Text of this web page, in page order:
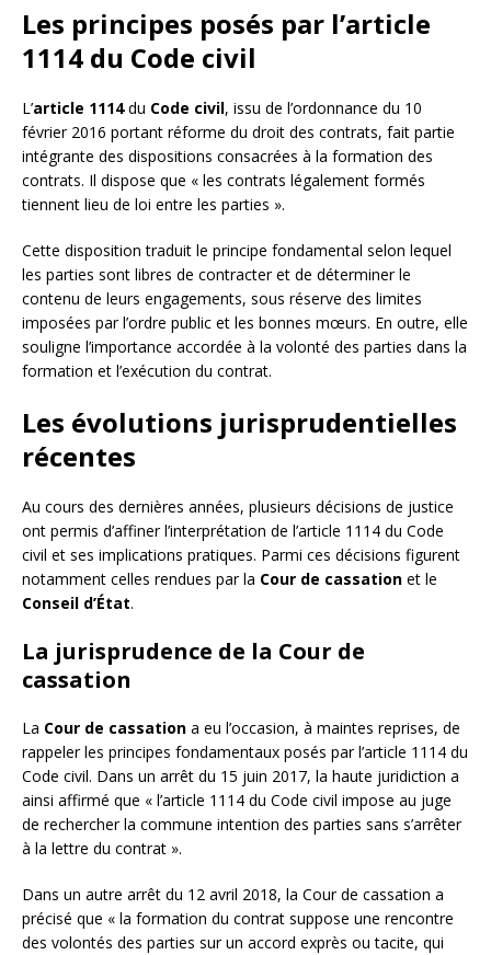
Les principes posés par l’article
1114 du Code civil
L’article 1114du Code civil, issu de l’ordonnance du 10
février 2016 portant réforme du droit des contrats, fait partie
intégrante des dispositions consacrées à la formation des
contrats. Il dispose que « les contrats légalement formés
tiennent lieu de loi entre les parties ».
Cette disposition traduit le principe fondamental selon lequel
les parties sont libres de contracter et de déterminer le
contenu de leurs engagements, sous réserve des limites
imposées par l’ordre public et les bonnes mœurs. En outre, elle
souligne l’importance accordée à la volonté des parties dans la
formation et l’exécution du contrat.
Les évolutions jurisprudentielles
récentes
Au cours des dernières années, plusieurs décisions de justice
ont permis d’affiner l’interprétation de l’article 1114 du Code
civil et ses implications pratiques. Parmi ces décisions figurent
notamment celles rendues par la Cour de cassation et le
Conseil d’État.
La jurisprudence de la Cour de
cassation
La Cour de cassation a eu l’occasion, à maintes reprises, de
rappeler les principes fondamentaux posés par l’article 1114 du
Code civil. Dans un arrêt du 15 juin 2017, la haute juridiction a
ainsi affirmé que « l’article 1114 du Code civil impose au juge
de rechercher la commune intention des parties sans s’arrêter
à la lettre du contrat ».
Dans un autre arrêt du 12 avril 2018, la Cour de cassation a
précisé que « la formation du contrat suppose une rencontre
des volontés des parties sur un accord exprès ou tacite, qui